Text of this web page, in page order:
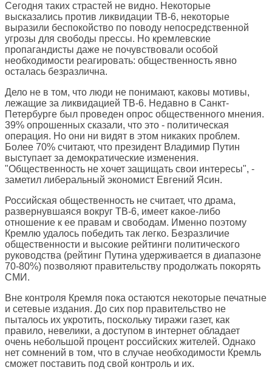
Сегодня таких страстей не видно. Некоторые
высказались против ликвидации ТВ-6, некоторые
выразили беспокойство по поводу непосредственной
угрозы для свободы прессы. Но кремлевские
пропагандисты даже не почувствовали особой
необходимости реагировать: общественность явно
осталась безразлична.
Дело не в том, что люди не понимают, каковы мотивы,
лежащие за ликвидацией ТВ-6. Недавно в Санкт-
Петербурге был проведен опрос общественного мнения.
39% опрошенных сказали, что это - политическая
операция. Но они ни видят в этом никаких проблем.
Более 70% считают, что президент Владимир Путин
выступает за демократические изменения.
"Общественность не хочет защищать свои интересы", -
заметил либеральный экономист Евгений Ясин.
Российская общественность не считает, что драма,
развернувшаяся вокруг ТВ-6, имеет какое-либо
отношение к ее правам и свободам. Именно поэтому
Кремлю удалось победить так легко. Безразличие
общественности и высокие рейтинги политического
руководства (рейтинг Путина удерживается в диапазоне
70-80%) позволяют правительству продолжать покорять
СМИ.
Вне контроля Кремля пока остаются некоторые печатные
и сетевые издания. До сих пор правительство не
пыталось их укротить, поскольку тиражи газет, как
правило, невелики, а доступом в интернет обладает
очень небольшой процент российских жителей. Однако
нет сомнений в том, что в случае необходимости Кремль
сможет поставить под свой контроль и их.